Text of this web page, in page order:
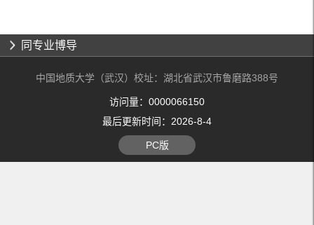
同专业博导
中国地质大学（武汉）校址：湖北省武汉市鲁磨路388号
访问量： 0000066150
最后更新时间： 2026-8-4
PC版